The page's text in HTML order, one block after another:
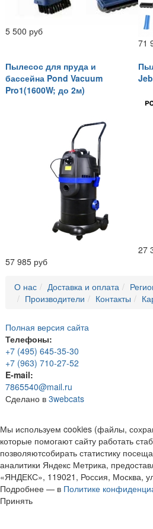
5 500 руб
71
Пылесос для пруда и
бассейна Pond Vacuum
Pro1(1600W; до 2м)
57 985 руб
27
О нас Доставка и оплата
Производители
Контакты
Полная версия сайта
Телефоны:
+7 (495) 645-35-30
+7 (963) 710-27-52
E-mail:
7865540@mail.ru
Сделано в 3webcats
Мы используем cookies (файлы,
которые помогают сайту работать
позволяютсобирать статистику
аналитики Яндекс Метрика,
«ЯНДЕКС», 119021, Россия, Москва,
Подробнее — в Политике
Принять